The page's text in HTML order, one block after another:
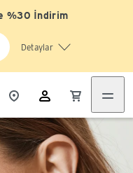
%30 İndirim
Detaylar